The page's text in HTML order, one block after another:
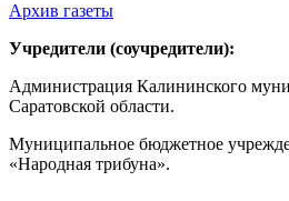
Архив газеты
Учредители (соучредители):
Администрация Калининского
Саратовской области.
Муниципальное бюджетное
«Народная трибуна».